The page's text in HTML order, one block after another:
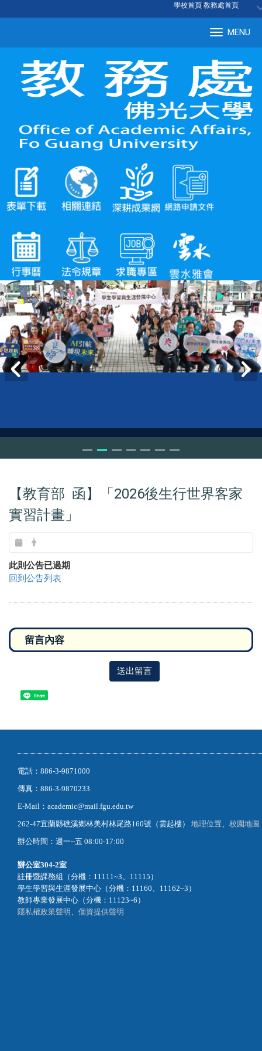
學校首頁 教務處首頁
MENU
【教育部 函】「2026後生行世界客家
實習計畫」
此則公告已過期
回到公告列表
送出留言
Share
電話：886-3-9871000
傳真：886-3-9870233
E-Mail：academic@mail.fgu.edu.tw
262-47宜蘭縣礁溪鄉林美村林尾路160號（雲起樓） 地理位置
校園地圖
辦公時間：週一~五 08:00-17:00
辦公室304-2室
註冊暨課務組（分機：11111~3、11115）
學生學習與生涯發展中心（分機：11160、11162~3）
教師專業發展中心（分機：11123~6）
隱私權政策聲明
個資提供聲明